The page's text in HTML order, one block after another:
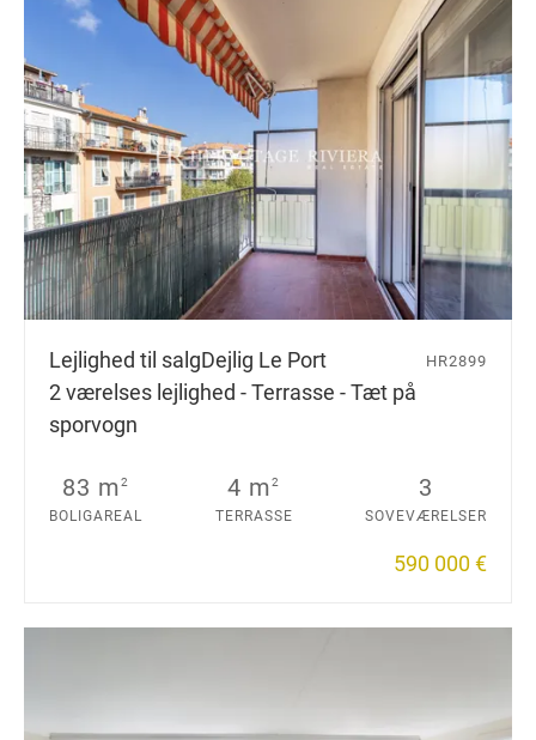
Lejlighed til salgDejlig Le Port
2 værelses lejlighed - Terrasse - Tæt på
sporvogn
HR2899
83 m2
BOLIGAREAL
4 m2
TERRASSE
3
SOVEVÆRELSER
590 000 €